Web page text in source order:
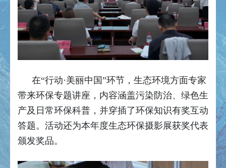
在“行动·美丽中国”环节，生态环境方面专家
带来环保专题讲座，内容涵盖污染防治、绿色生
产及日常环保科普，并穿插了环保知识有奖互动
答题。活动还为本年度生态环保摄影展获奖代表
颁发奖品。